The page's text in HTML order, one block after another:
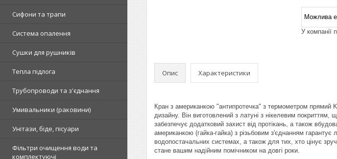
Сифони та трапи
Система опалення
Сушки для рушників
Тепла підлога
Трубопроводи та з'єднання
Умивальники (раковини)
Унітази, біде, пісуари
Фільтри очищення води та
комплектуючі
У компанії
Опис Характеристики
Кран з американкою "антипротечка" з термометром прямий
дизайну. Він виготовлений з латуні з нікелевим покриттям,
забезпечує додатковий захист від протікань, а також
американкою (гайка-гайка) з різьбовим з'єднанням
водопостачальних системах, а також для тих, хто цінує
стане вашим надійним помічником на довгі роки.